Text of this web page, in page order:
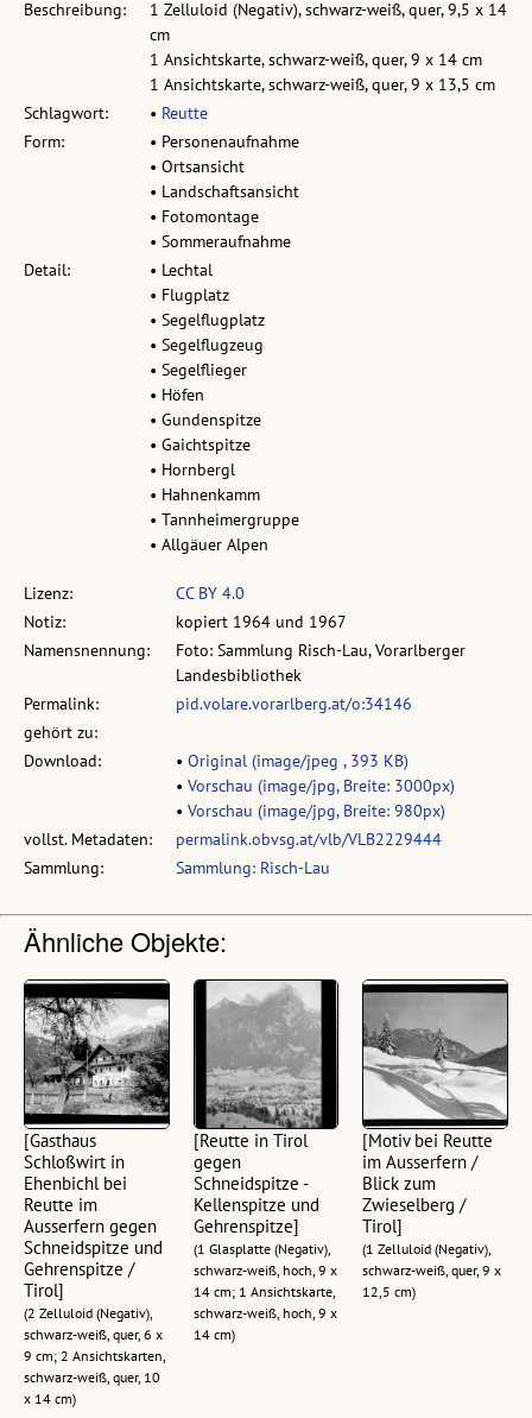
Beschreibung:
1 Zelluloid (Negativ), schwarz-weiß, quer, 9,5 x 14
cm
1 Ansichtskarte, schwarz-weiß, quer, 9 x 14 cm
1 Ansichtskarte, schwarz-weiß, quer, 9 x 13,5 cm
Schlagwort:
• Reutte
Form:
• Personenaufnahme
• Ortsansicht
• Landschaftsansicht
• Fotomontage
• Sommeraufnahme
Detail:
• Lechtal
• Flugplatz
• Segelflugplatz
• Segelflugzeug
• Segelflieger
• Höfen
• Gundenspitze
• Gaichtspitze
• Hornbergl
• Hahnenkamm
• Tannheimergruppe
• Allgäuer Alpen
Lizenz:
CC BY 4.0
Notiz:
kopiert 1964 und 1967
Namensnennung:
Foto: Sammlung Risch-Lau, Vorarlberger
Landesbibliothek
Permalink:
pid.volare.vorarlberg.at/o:34146
gehört zu:
Download:
• Original (image/jpeg , 393 KB)
• Vorschau (image/jpg, Breite: 3000px)
• Vorschau (image/jpg, Breite: 980px)
vollst. Metadaten:
permalink.obvsg.at/vlb/VLB2229444
Sammlung:
Sammlung: Risch-Lau
Ähnliche Objekte:
[Gasthaus
Schloßwirt in
Ehenbichl bei
Reutte im
Ausserfern gegen
Schneidspitze und
Gehrenspitze /
Tirol]
(2 Zelluloid (Negativ),
schwarz-weiß, quer, 6 x
9 cm; 2 Ansichtskarten,
schwarz-weiß, quer, 10
x 14 cm)
[Reutte in Tirol
gegen
Schneidspitze -
Kellenspitze und
Gehrenspitze]
(1 Glasplatte (Negativ),
schwarz-weiß, hoch, 9 x
14 cm; 1 Ansichtskarte,
schwarz-weiß, hoch, 9 x
14 cm)
[Motiv bei Reutte
im Ausserfern /
Blick zum
Zwieselberg /
Tirol]
(1 Zelluloid (Negativ),
schwarz-weiß, quer, 9 x
12,5 cm)